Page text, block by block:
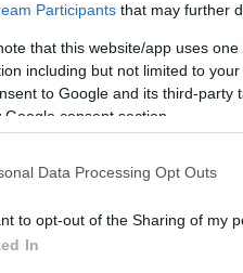
Participants that may further
that this website/app uses
including but not limited to
to Google and its third-party
Google consent section.
Data Processing Opt Outs
to opt-out of the Sharing of my
In
Sütőtök-
meguntad a
2019. február 18.
A világ egyik legjobb
sütőtökből is